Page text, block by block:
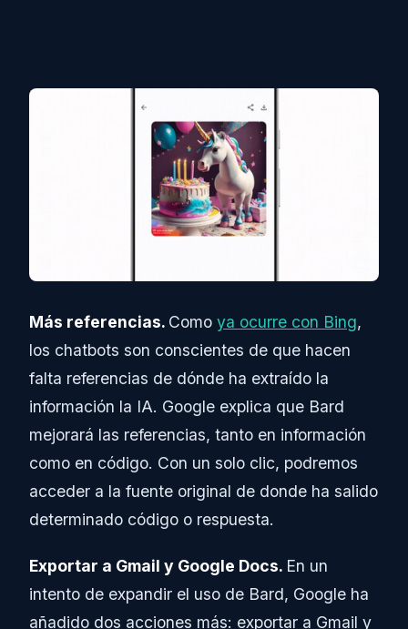
Más referencias. Como ya ocurre con Bing,
los chatbots son conscientes de que hacen
falta referencias de dónde ha extraído la
información la IA. Google explica que Bard
mejorará las referencias, tanto en información
como en código. Con un solo clic, podremos
acceder a la fuente original de donde ha salido
determinado código o respuesta.
Exportar a Gmail y Google Docs. En un
intento de expandir el uso de Bard, Google ha
añadido dos acciones más: exportar a Gmail y